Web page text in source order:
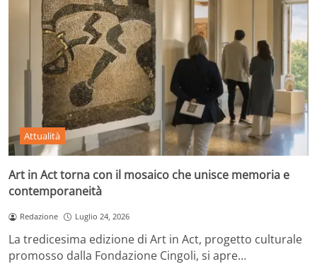
Attualità
Art in Act torna con il mosaico che unisce memoria e
contemporaneità
Redazione Luglio 24, 2026
La tredicesima edizione di Art in Act, progetto culturale
promosso dalla Fondazione Cingoli, si apre…